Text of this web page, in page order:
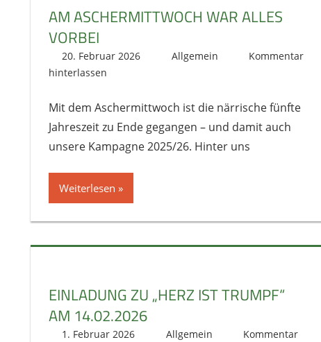
AM ASCHERMITTWOCH WAR ALLES
VORBEI
20. Februar 2026 literat@kikage.de
Allgemein
Kommentar
hinterlassen
Mit dem Aschermittwoch ist die närrische fünfte
Jahreszeit zu Ende gegangen – und damit auch
unsere Kampagne 2025/26. Hinter uns
Weiterlesen
EINLADUNG ZU „HERZ IST TRUMPF“
AM 14.02.2026
1. Februar 2026 literat@kikage.de
Allgemein
Kommentar